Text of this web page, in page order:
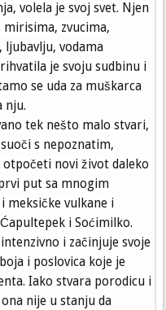
volela je svoj svet. Njen
zvucima,
ljubavlju, vodama
je svoju sudbinu i
se uda za muškarca
nju.
tek nešto malo stvari,
s nepoznatim,
novi život daleko
put sa mnogim
meksičke vulkane i
i Soćimilko.
i začinjuje svoje
i poslovica koje je
Iako stvara porodicu i
nije u stanju da